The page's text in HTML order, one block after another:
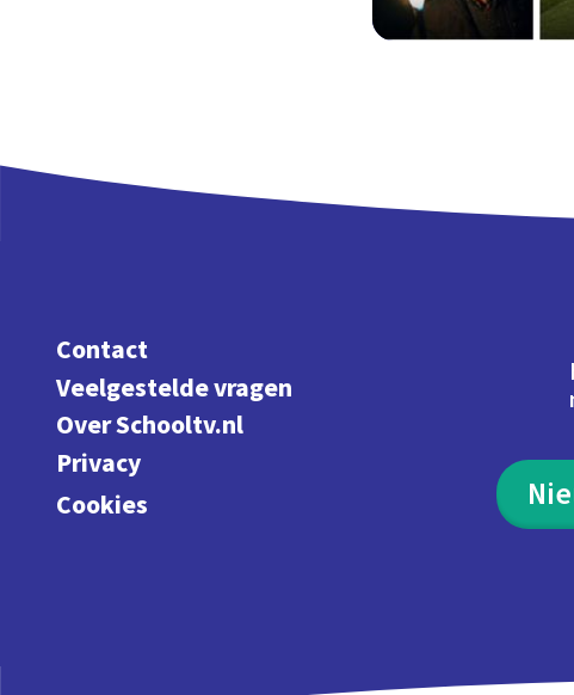
Contact
Veelgestelde vragen
Over Schooltv.nl
Privacy
Cookies